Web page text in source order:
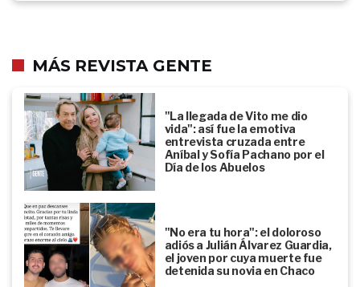
MÁS REVISTA GENTE
"La llegada de Vito me dio
vida": así fue la emotiva
entrevista cruzada entre
Aníbal y Sofía Pachano por el
Día de los Abuelos
"No era tu hora": el doloroso
adiós a Julián Álvarez Guardia,
el joven por cuya muerte fue
detenida su novia en Chaco